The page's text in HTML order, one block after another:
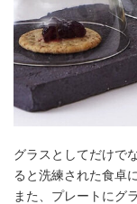
グラスとしてだけで
ると洗練された食卓に
また、プレートにグ